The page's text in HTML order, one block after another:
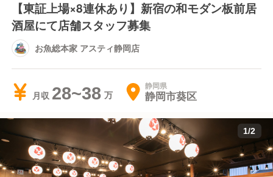
【東証上場×8連休あり】新宿の和モダン板前居
酒屋にて店舗スタッフ募集
お魚総本家 アスティ静岡店
月収 28~38 静岡県
静岡市葵区
1/2